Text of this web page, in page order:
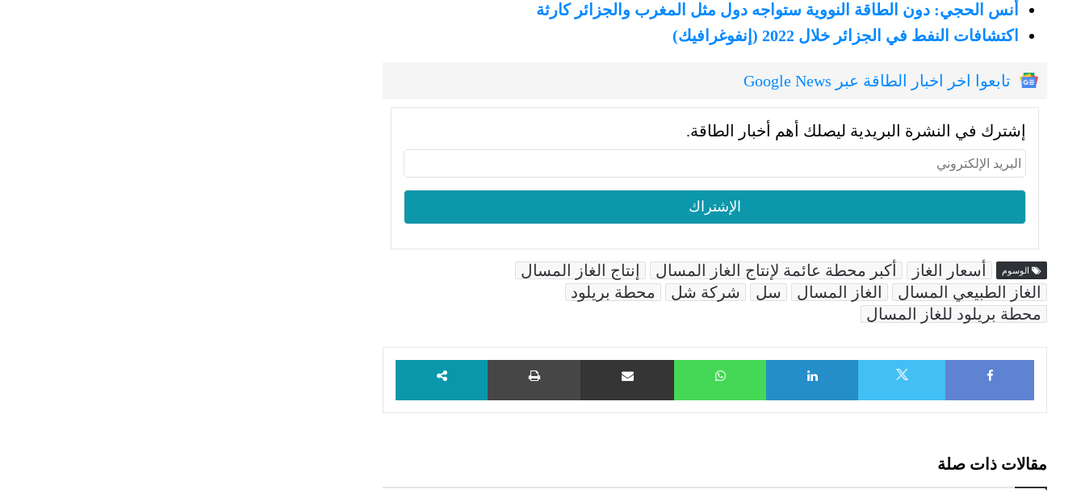
أنس الحجي: دون الطاقة النووية ستواجه دول مثل المغرب والجزائر كارثة
اكتشافات النفط في الجزائر خلال 2022 (إنفوغرافيك)
تابعوا اخر اخبار الطاقة عبر Google News
إشترك في النشرة البريدية ليصلك أهم أخبار الطاقة.
الوسوم أسعار الغاز أكبر محطة عائمة لإنتاج الغاز المسال
إنتاج الغاز المسال
الغاز الطبيعي المسال
الغاز المسال سل شركة شل
محطة بريلود
محطة بريلود للغاز المسال
Facebook
LinkedIn
WhatsApp مشاركة عبر البريد طباعة
مقالات ذات صلة